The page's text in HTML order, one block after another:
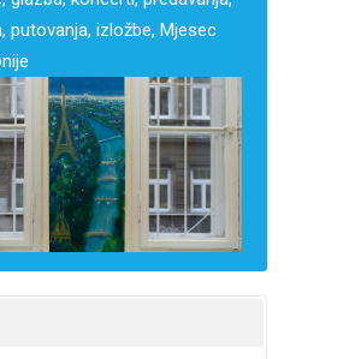
putovanja, izložbe, Mjesec